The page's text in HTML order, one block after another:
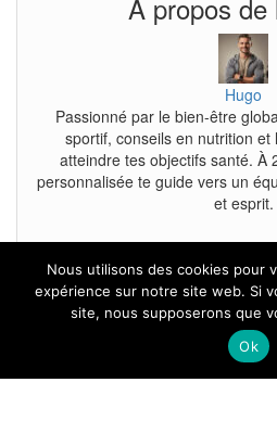
À propos de
Hugo
Passionné par le bien-être
sportif, conseils en nutrition et
atteindre tes objectifs santé. À
personnalisée te guide vers un
et esprit.
Tous droits
Nous utilisons des cookies pour
expérience sur notre site web. Si
site, nous supposerons que
Ok